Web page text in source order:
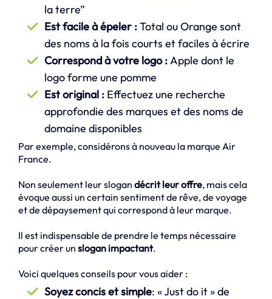
la terre”
Est facile à épeler :Total ou Orange sont
des noms à la fois courts et faciles à écrire
Correspond à votre logo :Apple dont le
logo forme une pomme
Est original : Effectuez une recherche
approfondie des marques et des noms de
domaine disponibles
Par exemple, considérons à nouveau la marque Air
France.
Non seulement leur slogan décrit leur offre, mais cela
évoque aussi un certain sentiment de rêve, de voyage
et de dépaysement qui correspond à leur marque.
Il est indispensable de prendre le temps nécessaire
pour créer un slogan impactant.
Voici quelques conseils pour vous aider :
Soyez concis et simple: « Just do it » de